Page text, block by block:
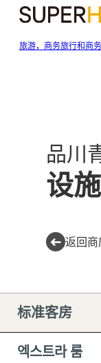
旅游，商务旅行和商
品川
设
返回商
标准客房
엑스트라 룸